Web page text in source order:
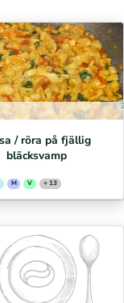
/ röra på fjällig
bläcksvamp
M V + 13